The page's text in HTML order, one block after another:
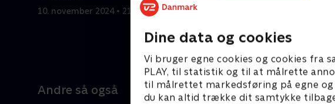
Dine data og cookies
Vi bruger egne cookies og cookies fra
PLAY, til statistik og til at målrette
til målrettet markedsføring på egne
du kan altid trække dit samtykke
10. november 2024 • 21 min
Andre så også